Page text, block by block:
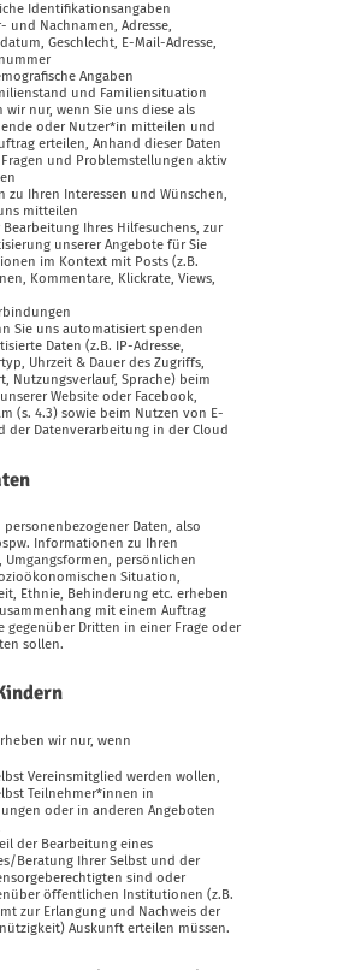
Identifikationsangaben
und Nachnamen, Adresse,
Geschlecht, E-Mail-Adresse,
Angaben
und Familiensituation
wir nur, wenn Sie uns diese als
oder Nutzer*in mitteilen und
erteilen, Anhand dieser Daten
und Problemstellungen aktiv
zu Ihren Interessen und Wünschen,
mitteilen
Bearbeitung Ihres Hilfesuchens, zur
unserer Angebote für Sie
im Kontext mit Posts (z.B.
Kommentare, Klickrate, Views,
Sie uns automatisiert spenden
Daten (z.B. IP-Adresse,
Uhrzeit & Dauer des Zugriffs,
Nutzungsverlauf, Sprache) beim
Website oder Facebook,
(s. 4.3) sowie beim Nutzen von E-
der Datenverarbeitung in der Cloud
Daten, also
Informationen zu Ihren
Umgangsformen, persönlichen
Situation,
Ethnie, Behinderung etc. erheben
mit einem Auftrag
gegenüber Dritten in einer Frage oder
sollen.
wir nur, wenn
Vereinsmitglied werden wollen,
Teilnehmer*innen in
oder in anderen Angeboten
der Bearbeitung eines
Beratung Ihrer Selbst und der
sind oder
öffentlichen Institutionen (z.B.
zur Erlangung und Nachweis der
Auskunft erteilen müssen.